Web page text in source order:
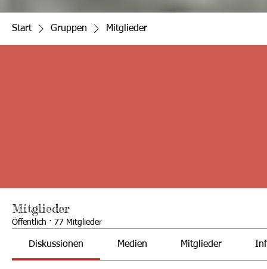
Start Gruppen Mitglieder
Mitglieder
Öffentlich · 77 Mitglieder
Diskussionen Medien Mitglieder